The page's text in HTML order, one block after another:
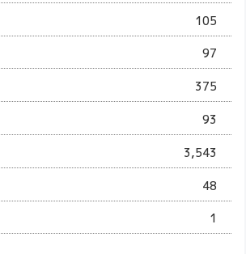
105
97
375
93
3,543
48
1